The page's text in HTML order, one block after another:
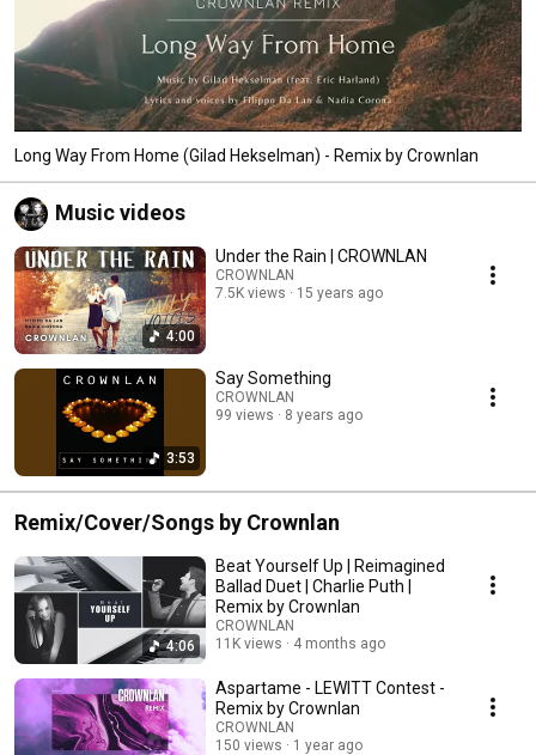
Long Way From Home (Gilad Hekselman) - Remix by Crownlan
Music videos
4:00
Under the Rain | CROWNLAN
CROWNLAN
7.5K views
15 years ago
3:53
Say Something
CROWNLAN
99 views
8 years ago
Remix/Cover/Songs by Crownlan
4:06
Beat Yourself Up | Reimagined
Ballad Duet | Charlie Puth |
Remix by Crownlan
CROWNLAN
11K views
4 months ago
Aspartame - LEWITT Contest -
Remix by Crownlan
CROWNLAN
150 views
1 year ago